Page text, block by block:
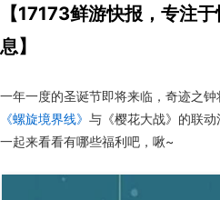
【17173鲜游快报，专注
息】
一年一度的圣诞节即将来临，奇迹之
《螺旋境界线》 与《樱花大战》的联动
一起来看看有哪些福利吧，啾~